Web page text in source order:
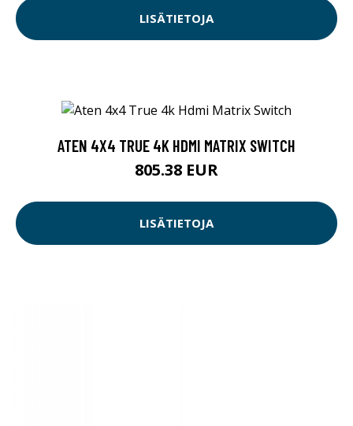
LISÄTIETOJA
ATEN 4X4 TRUE 4K HDMI MATRIX SWITCH
805.38 EUR
LISÄTIETOJA